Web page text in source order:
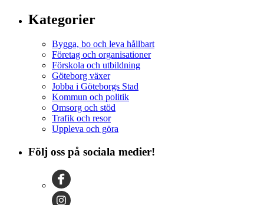
Kategorier
Bygga, bo och leva hållbart
Företag och organisationer
Förskola och utbildning
Göteborg växer
Jobba i Göteborgs Stad
Kommun och politik
Omsorg och stöd
Trafik och resor
Uppleva och göra
Följ oss på sociala medier!